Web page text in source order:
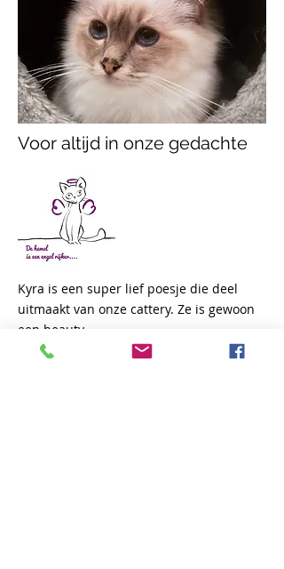
Voor altijd in onze gedachte
Kyra is een super lief poesje die deel
uitmaakt van onze cattery. Ze is gewoon
een beauty...